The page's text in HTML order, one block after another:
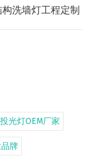
构洗墙灯工程定制
光灯OEM厂家
牌